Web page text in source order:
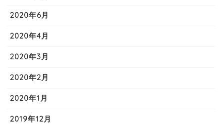
2020年6月
2020年4月
2020年3月
2020年2月
2020年1月
2019年12月